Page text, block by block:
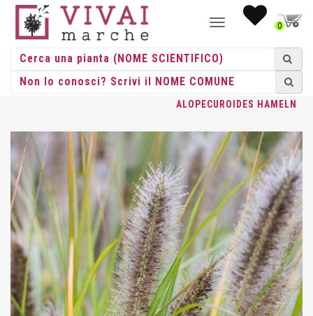
NAVIGAZIONE0
HOME/ ERBACEE/GRAMINACEE /PENNISETUM / PENNISETUM
ALOPECUROIDES HAMELN